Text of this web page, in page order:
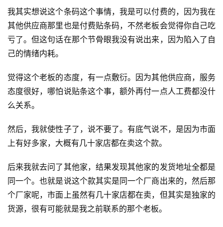
A
I
实
干
我其实想说这个条码这个事情，我是可以付费的，因为我在
其他供应商那里也是付费贴条码，不然老板会觉得你自己吃
亏了。但这句话在那个节骨眼我没有说出来，因为陷入了自
己的情绪内耗。
觉得这个老板的态度，有一点敷衍。因为其他供应商，服务
态度很好，哪怕说贴条这个事，额外再付一点人工费都没什
么关系。
然后，我就使性子了，说不要了。有底气说不，是因为市面
上有好多家，大概有几十家店都在卖这个款。
后来我就去问了其他家，结果发现其他家的发货地址全都是
同一个。也就是说这个款其实是同一个厂商出来的，然后那
个厂家呢，市面上虽然有几十家店都在卖，但其实是独家的
货源，很有可能就是我之前联系的那个老板。